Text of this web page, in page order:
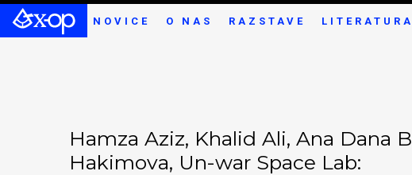
NOVICE O NAS RAZSTAVE LITERATURA
Hamza Aziz, Khalid Ali, Ana Dana
Hakimova, Un-war Space Lab: